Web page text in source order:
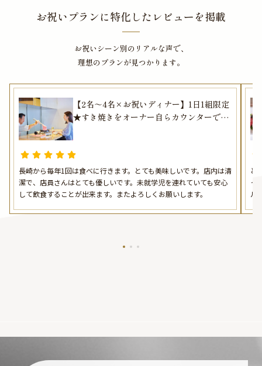
さらに本プランでは、有料オプションで、サプライズにぴったりな花束・ギフ
ト・カスタマイズ可能なメッセージカードなどをお付けすることが出来ます。
詳しくは本ページ中段の「お祝いアイテム」の欄で、ご選択頂けます。
美味しさと上質な空間、そして心のこもったおもてなしがそろう【YAKINIKU
仙匠】で、大切な人と特別なディナーをお楽しみください。
送に遅延が発生する可能性がございます。
そのため、お客様への確実なお届けを優先し、一時的にプランページ上でのお
祝いアイテムの掲載を休止しております。
お祝いプランに特化したレビューを掲載
お祝いシーン別のリアルな声で、
理想のプランが見つかります。
【2名～4名×お祝いディナー】1日1組限定
★すき焼きをオーナー自らカウンターでサ
きの時間を
長崎から毎年1回は食べに行きます。とても美味しいです。店内は清
潔で、店員さんはとても優しいです。未就学児を連れていても安心
して飲食することが出来ます。またよろしくお願いします。
と
っ
ル